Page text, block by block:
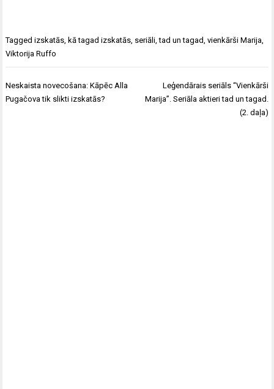
Taggedizskatās ,kā tagad izskatās seriāli ,tad un tagad ,vienkārši Marija
Viktorija Ruffo
Ziņu
izvēlne
Neskaista novecošana: Kāpēc Alla
Pugačova tik slikti izskatās?
Leģendārais seriāls “Vienkārši
Marija”. Seriāla aktieri tad un tagad.
(2. daļa)